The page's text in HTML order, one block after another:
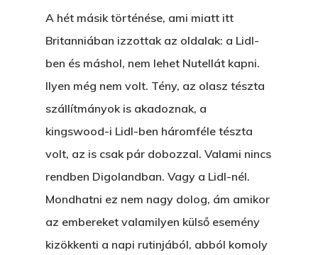
A hét másik történése, ami miatt itt
Britanniában izzottak az oldalak: a Lidl-
ben és máshol, nem lehet Nutellát kapni.
Ilyen még nem volt. Tény, az olasz tészta
szállítmányok is akadoznak, a
kingswood-i Lidl-ben háromféle tészta
volt, az is csak pár dobozzal. Valami nincs
rendben Digolandban. Vagy a Lidl-nél.
Mondhatni ez nem nagy dolog, ám amikor
az embereket valamilyen külső esemény
kizökkenti a napi rutinjából, abból komoly
Egy Világbajnokságot,
VOLT EGYSZER EGY
A Kaszinó
AZ IGAZI AJÁNDÉK
Párizs És Újra MI
Egy Hitelt, Ödön?
T: +216 (0)40 3629
E: